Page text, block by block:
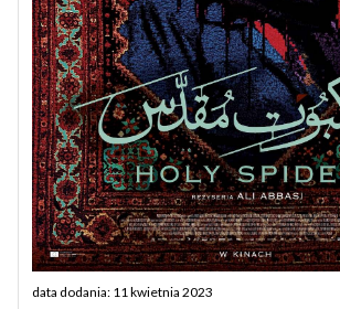
data dodania: 11 kwietnia 2023